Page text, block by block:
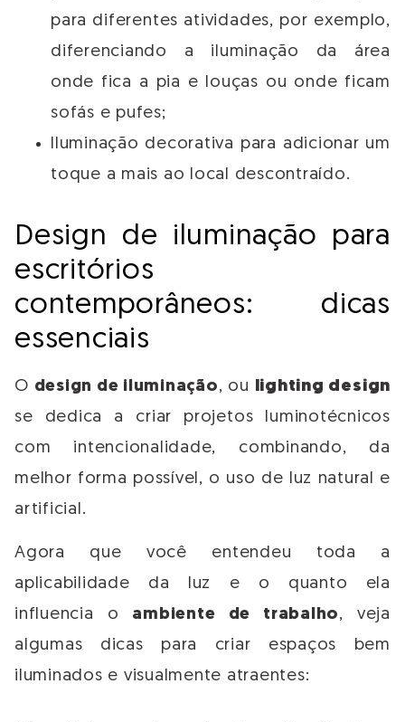
para diferentes atividades, por exemplo,
diferenciando a iluminação da área
onde fica a pia e louças ou onde ficam
sofás e pufes;
Iluminação decorativa para adicionar um
toque a mais ao local descontraído.
Design de iluminação para
escritórios
contemporâneos: dicas
essenciais
O design de iluminação, ou
lighting design
se dedica a criar projetos luminotécnicos
com intencionalidade, combinando, da
melhor forma possível, o uso de luz natural e
artificial.
Agora que você entendeu toda a
aplicabilidade da luz e o quanto ela
influencia o ambiente de trabalho, veja
algumas dicas para criar espaços bem
iluminados e visualmente atraentes: